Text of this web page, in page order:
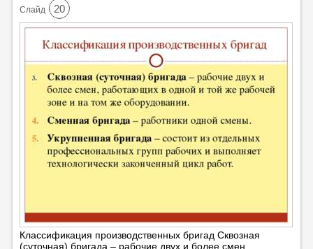
Cлайд 20
Классификация производственных бригад Сквозная
(суточная) бригада – рабочие двух и более смен,